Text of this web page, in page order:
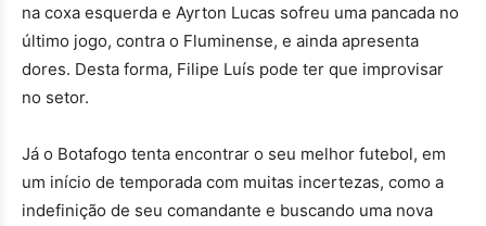
na coxa esquerda e Ayrton Lucas sofreu uma pancada no
último jogo, contra o Fluminense, e ainda apresenta
dores. Desta forma, Filipe Luís pode ter que improvisar
no setor.
Já o Botafogo tenta encontrar o seu melhor futebol, em
um início de temporada com muitas incertezas, como a
indefinição de seu comandante e buscando uma nova